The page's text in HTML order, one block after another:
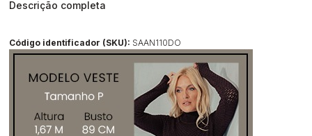
Descrição completa
Código identificador (SKU): SAAN110DO